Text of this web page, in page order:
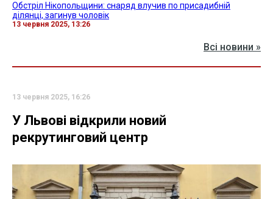
Обстріл Нікопольщини: снаряд влучив по присадибній
ділянці, загинув чоловік
13 червня 2025, 13:26
Всі новини »
13 червня 2025, 16:26
У Львові відкрили новий
рекрутинговий центр